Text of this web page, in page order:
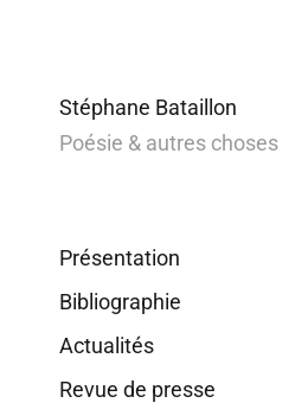
Stéphane Bataillon
Poésie & autres choses
Présentation
Bibliographie
Actualités
Revue de presse